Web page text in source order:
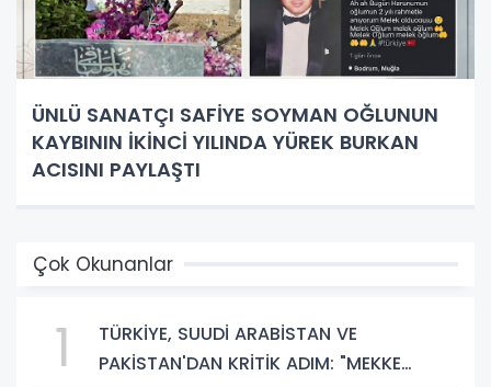
ÜNLÜ SANATÇI SAFİYE SOYMAN OĞLUNUN
KAYBININ İKİNCİ YILINDA YÜREK BURKAN
ACISINI PAYLAŞTI
Çok Okunanlar
1
TÜRKİYE, SUUDİ ARABİSTAN VE
PAKİSTAN'DAN KRİTİK ADIM: "MEKKE